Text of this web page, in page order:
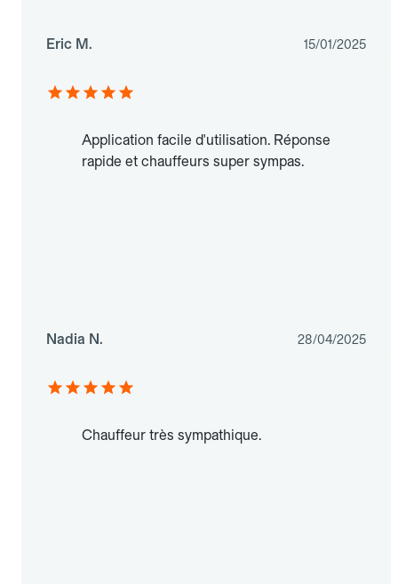
Eric M. 15/01/2025
Application facile d'utilisation. Réponse
rapide et chauffeurs super sympas.
Nadia N. 28/04/2025
Chauffeur très sympathique.